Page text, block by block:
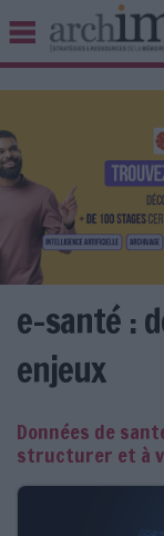
BIBLIOTHÈQUE
UNIVERS DATA
TRAVAIL
VIE NUMÉRIQUE
NUMÉRIQUE
LES NEWSLETTERS
LES GUIDES
e-santé :
enjeux
Données de
structurer et à